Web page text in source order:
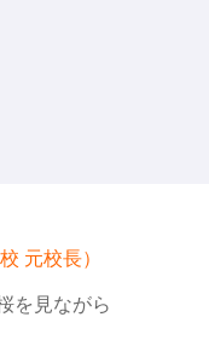
元校長）
を見ながら